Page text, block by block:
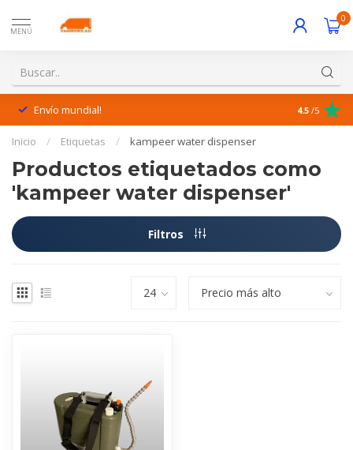
MENÚ
0
Envío mundial! ¡Excelente
4.5 /5
Inicio / Etiquetas / kampeer water dispenser
Productos etiquetados como
'kampeer water dispenser'
Filtros